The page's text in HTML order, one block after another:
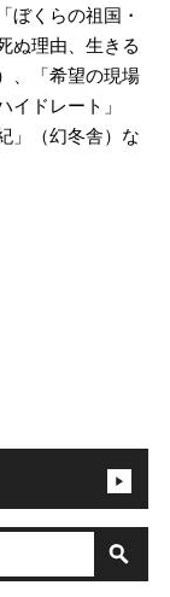
ぼくらの祖国・
ぬ理由、生きる
、「希望の現場
ドレート」
」（幻冬舎）な